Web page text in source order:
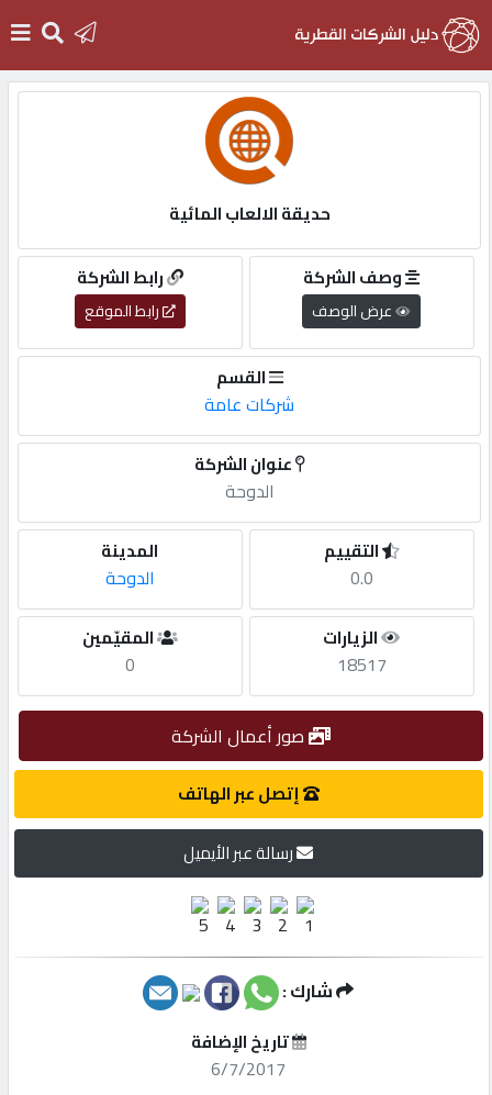
التسجيل
English
أضف
مطلوب
طلب
الاحصائيات
مميزة
إبحث
حديقة الالعاب المائية
رابط الشركة
رابط الموقع
وصف الشركة
عرض الوصف
القسم
شركات عامة
عنوان الشركة
الدوحة
المدينة
الدوحة
التقييم
0.0
المقيّمين
0
الزيارات
18517
صور أعمال الشركة
إتصل عبر الهاتف
رسالة عبر الأيميل
شارك :
تاريخ الإضافة
6/7/2017